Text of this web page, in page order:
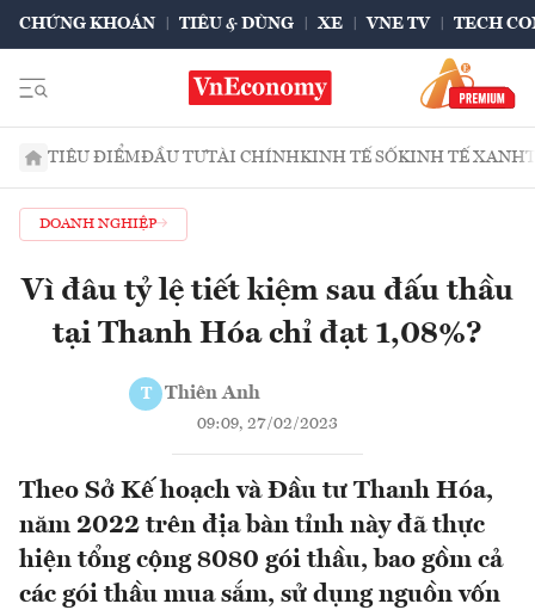
CHỨNG KHOÁN TIÊU & DÙNG XE VNE TV TECH
TIÊU ĐIỂMĐẦU TƯTÀI CHÍNHKINH TẾ SỐKINH TẾ XANH
DOANH NGHIỆP
Vì đâu tỷ lệ tiết kiệm sau đấu thầu
tại Thanh Hóa chỉ đạt 1,08%?
T Thiên Anh
09:09, 27/02/2023
Theo Sở Kế hoạch và Đầu tư Thanh Hóa,
năm 2022 trên địa bàn tỉnh này đã thực
hiện tổng cộng 8080 gói thầu, bao gồm cả
các gói thầu mua sắm, sử dụng nguồn vốn